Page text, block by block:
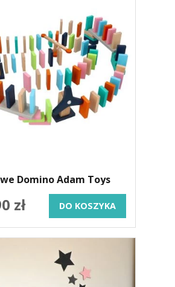
Domino Adam Toys
zł DO KOSZYKA